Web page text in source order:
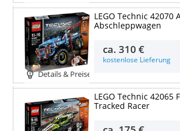
Details & Preise
LEGO Technic 42070
Abschleppwagen
ca.310 €
kostenlose Lieferung
LEGO Technic 42065
Tracked Racer